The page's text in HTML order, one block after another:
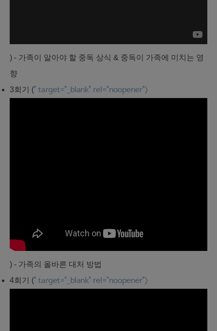
) - 가족이 알아야 할 중독 상식 & 중독이 가족에 미치는 영
향
3회기 (" target="_blank" rel="noopener">
) - 가족의 올바른 대처 방법
4회기 (" target="_blank" rel="noopener">